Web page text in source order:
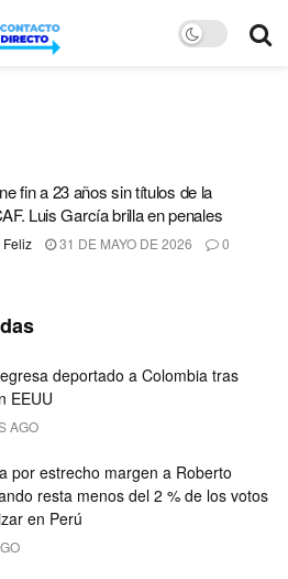
fin a 23 años sin títulos de la
Luis García brilla en penales
Feliz 31 DE MAYO DE 2026 0
deportado a Colombia tras
EEUU
AGO
por estrecho margen a Roberto
resta menos del 2 % de los votos
en Perú